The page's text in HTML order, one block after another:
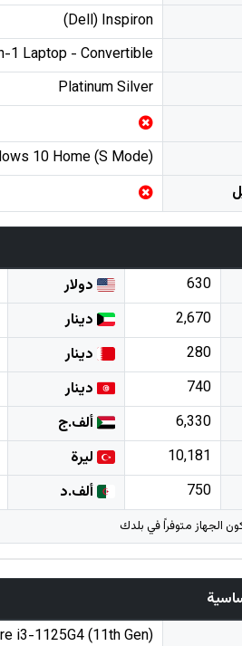
(Dell) Inspiron
1 Laptop - Convertible
Platinum Silver
10 Home (S Mode)
630 دولار
2,670 دينار
280 دينار
740 دينار
6,330 ألف.ج
10,181 ليرة
750 ألف.د
الجهاز متوفراً في بلدك
i3-1125G4 (11th Gen)